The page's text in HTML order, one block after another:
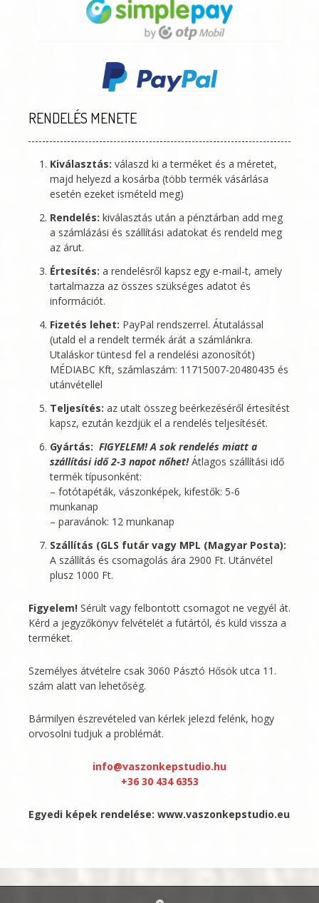
RENDELÉS MENETE
Kiválasztás: válaszd ki a terméket és a méretet,
majd helyezd a kosárba (több termék vásárlása
esetén ezeket ismételd meg)
Rendelés: kiválasztás után a pénztárban add meg
a számlázási és szállítási adatokat és rendeld meg
az árut.
Értesítés: a rendelésről kapsz egy e-mail-t, amely
tartalmazza az összes szükséges adatot és
információt.
Fizetés lehet: PayPal rendszerrel. Átutalással
(utald el a rendelt termék árát a számlánkra.
Utaláskor tüntesd fel a rendelési azonosítót)
MÉDIABC Kft, számlaszám: 11715007-20480435 és
utánvétellel
Teljesítés: az utalt összeg beérkezéséről értesítést
kapsz, ezután kezdjük el a rendelés teljesítését.
Gyártás: FIGYELEM! A sok rendelés miatt a
szállítási idő 2-3 napot nőhet!Átlagos szállítási idő
termék típusonként:
– fotótapéták, vászonképek, kifestők: 5-6
munkanap
– paravánok: 12 munkanap
Szállítás (GLS futár vagy MPL (Magyar Posta):
A szállítás és csomagolás ára 2900 Ft. Utánvétel
plusz 1000 Ft.
Figyelem! Sérült vagy felbontott csomagot ne vegyél át.
Kérd a jegyzőkönyv felvételét a futártól, és küld vissza a
terméket.
Személyes átvételre csak 3060 Pásztó Hősök utca 11.
szám alatt van lehetőség.
Bármilyen észrevételed van kérlek jelezd felénk, hogy
orvosolni tudjuk a problémát.
info@vaszonkepstudio.hu
+36 30 434 6353
Egyedi képek rendelése: www.vaszonkepstudio.eu